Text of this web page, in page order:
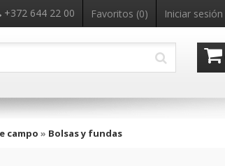
+372 644 22 00 Favoritos (0) Iniciar sesión
campo » Bolsas y fundas